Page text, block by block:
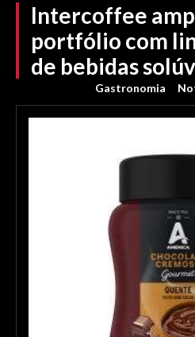
Intercoffee
portfólio com
de bebidas
Gastronomia